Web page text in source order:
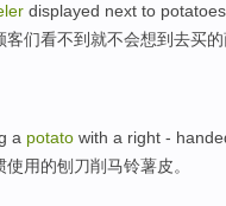
displayed next to
客们看不到就不会想到去买的
a potato with a right -
使用的刨刀削马铃薯皮。